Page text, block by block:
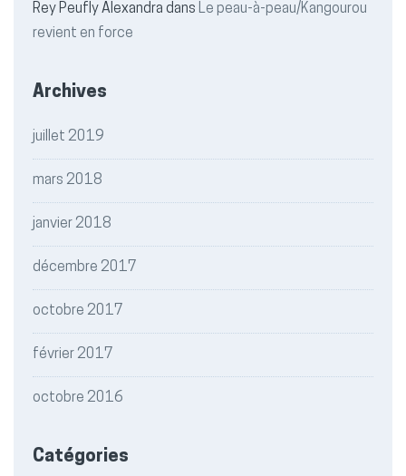
Rey Peufly Alexandra dans Le peau-à-peau/Kangourou
revient en force
Archives
juillet 2019
mars 2018
janvier 2018
décembre 2017
octobre 2017
février 2017
octobre 2016
Catégories